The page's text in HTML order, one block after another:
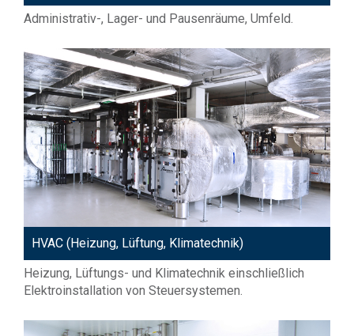
Administrativ-, Lager- und Pausenräume, Umfeld.
HVAC (Heizung, Lüftung, Klimatechnik)
Heizung, Lüftungs- und Klimatechnik einschließlich
Elektroinstallation von Steuersystemen.